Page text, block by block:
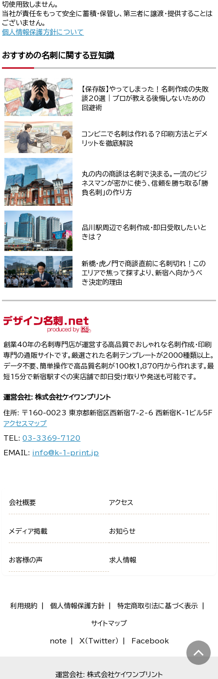
切使用致しません。
当社が責任をもって安全に蓄積・保管し、第三者に譲渡・提供することは
ございません。
個人情報保護方針について
おすすめの名刺に関する豆知識
【保存版】やってしまった！名刺作成の失敗
談20選｜プロが教える後悔しないための
回避術
コンビニで名刺は作れる？印刷方法とデメ
リットを徹底解説
丸の内の商談は名刺で決まる。一流のビジ
ネスマンが密かに使う、信頼を勝ち取る「勝
負名刺」の作り方
品川駅周辺で名刺作成・即日受取したいと
きは？
新橋・虎ノ門で商談直前に名刺切れ！この
エリアで焦って探すより、新宿へ向かうべ
き決定的理由
創業40年の名刺専門店が運営する高品質でおしゃれな名刺作成・印刷
専門の通販サイトです。厳選された名刺テンプレートが2000種類以上。
データ不要、簡単操作で高品質名刺が100枚1,870円から作れます。最
短15分で新宿駅すぐの実店舗で即日受け取りや発送も可能です。
運営会社: 株式会社ケイワンプリント
住所: 〒160-0023 東京都新宿区西新宿7-2-6 西新宿K-1ビル5F
アクセスマップ
TEL:03-3369-7120
EMAIL: info@k-1-print.jp
会社概要 アクセス
メディア掲載 お知らせ
お客様の声 求人情報
利用規約 個人情報保護方針 特定商取引法に基づく表示
サイトマップ
note X（Twitter） Facebook
運営会社: 株式会社ケイワンプリント